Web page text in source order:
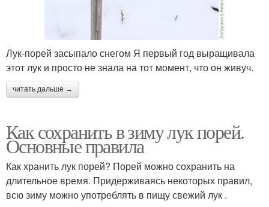
Лук-порей засыпало снегом Я первый год выращивала
этот лук и просто не знала на тот момент, что он живуч.
читать дальше →
Как сохранить в зиму лук порей.
Основные правила
Как хранить лук порей? Порей можно сохранить на
длительное время. Придерживаясь некоторых правил,
всю зиму можно употреблять в пищу свежий лук .